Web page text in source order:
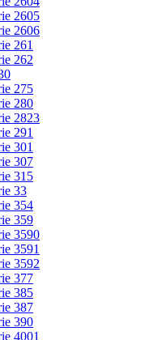
2605
2606
261
262
275
280
2823
291
301
307
315
33
354
359
3590
3591
3592
377
385
387
390
4001